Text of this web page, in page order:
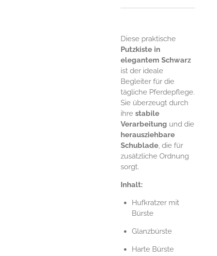
Diese praktische
Putzkiste in
elegantem Schwarz
ist der ideale
Begleiter für die
tägliche Pferdepflege.
Sie überzeugt durch
ihre stabile
Verarbeitung und die
herausziehbare
Schublade, die für
zusätzliche Ordnung
sorgt.
Inhalt:
Hufkratzer mit
Bürste
Glanzbürste
Harte Bürste